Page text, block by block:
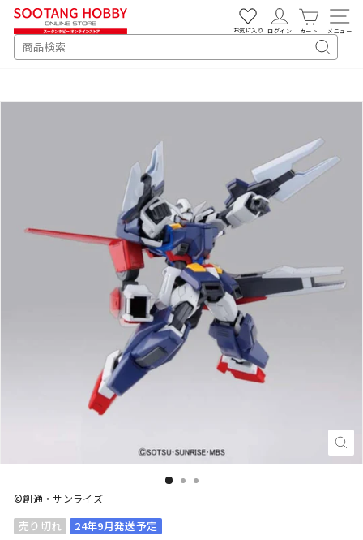
SEARCH
キ
検
索
お気に入り ログイン カート メニュー
閉
じ
©創通・サンライズ
売り切れ 24年9月発送予定